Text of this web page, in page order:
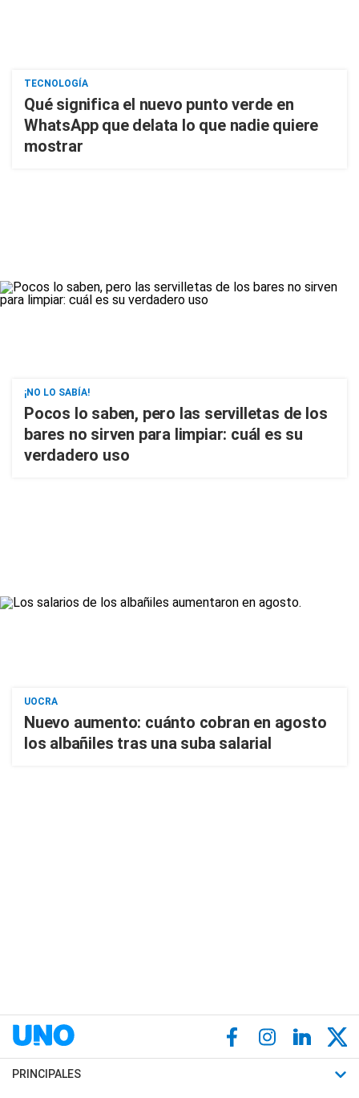
TECNOLOGÍA
Qué significa el nuevo punto verde en
WhatsApp que delata lo que nadie quiere
mostrar
¡NO LO SABÍA!
Pocos lo saben, pero las servilletas de los
bares no sirven para limpiar: cuál es su
verdadero uso
UOCRA
Nuevo aumento: cuánto cobran en agosto
los albañiles tras una suba salarial
PRINCIPALES